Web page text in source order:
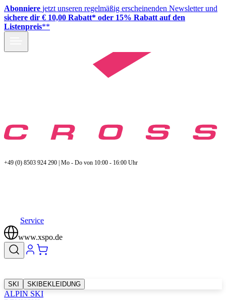
Abonniere jetzt unseren regelmäßig erscheinenden Newsletter und
sichere dir € 10,00 Rabatt* oder 15% Rabatt auf den
Listenpreis**
+49 (0) 8503 924 290 | Mo - Do von 10:00 - 16:00 Uhr
Service
www.xspo.de
SKI SKIBEKLEIDUNG
ALPIN SKI